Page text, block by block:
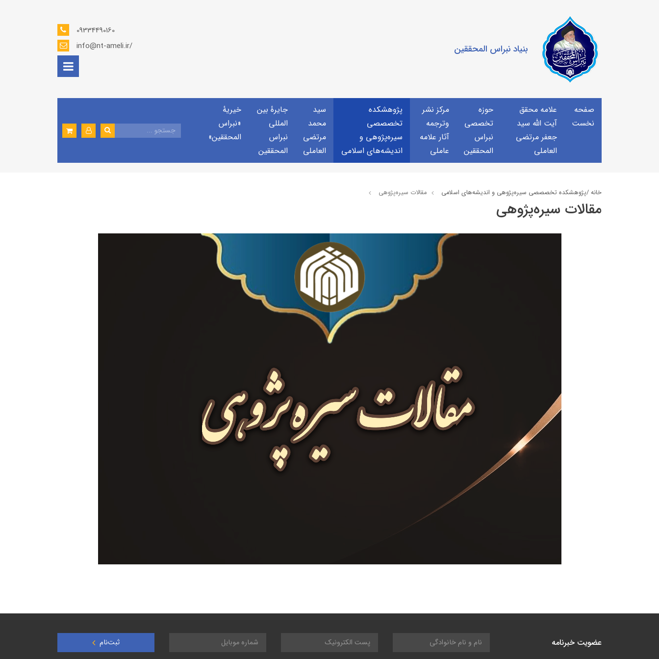
بنیاد نبراس المحققین
09334490160
info@nt-ameli.ir/
صفحه
نخست
علامه محقق
آیت الله سید
جعفر مرتضی
العاملی
حوزه
تخصصی
نبراس
المحققین
مركز نشر
وترجمه
آثار علامه
عاملی
پژوهشكده
تخصصصى
سیره‌پژوهی و
اندیشه‌های اسلامی
سید
محمد
مرتضی
العاملی
جايرهٔ بین
المللی
نبراس
المحققین
خيريهٔ
«نبراس
المحققين»
خانه /پژوهشكده تخصصصى سیره‌پژوهی و اندیشه‌های اسلامی مقالات سيره‌پژوهى
مقالات سيره‌پژوهى
عضویت خبرنامه ثبت‌نام